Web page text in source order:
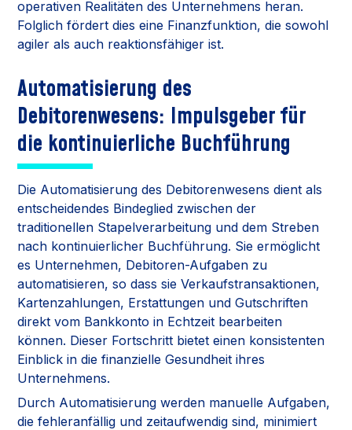
operativen Realitäten des Unternehmens heran.
Folglich fördert dies eine Finanzfunktion, die sowohl
agiler als auch reaktionsfähiger ist.
Automatisierung des
Debitorenwesens: Impulsgeber für
die kontinuierliche Buchführung
Die Automatisierung des Debitorenwesens dient als
entscheidendes Bindeglied zwischen der
traditionellen Stapelverarbeitung und dem Streben
nach kontinuierlicher Buchführung. Sie ermöglicht
es Unternehmen, Debitoren-Aufgaben zu
automatisieren, so dass sie Verkaufstransaktionen,
Kartenzahlungen, Erstattungen und Gutschriften
direkt vom Bankkonto in Echtzeit bearbeiten
können. Dieser Fortschritt bietet einen konsistenten
Einblick in die finanzielle Gesundheit ihres
Unternehmens.
Durch Automatisierung werden manuelle Aufgaben,
die fehleranfällig und zeitaufwendig sind, minimiert